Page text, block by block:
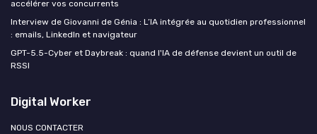
accélérer vos concurrents
Interview de Giovanni de Génia : L’IA intégrée au quotidien professionnel
: emails, LinkedIn et navigateur
GPT-5.5-Cyber et Daybreak : quand l'IA de défense devient un outil de
RSSI
Digital Worker
NOUS CONTACTER